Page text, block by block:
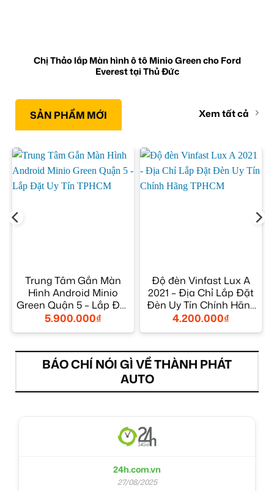
Chị Thảo lắp Màn hình ô tô Minio Green cho Ford
Everest tại Thủ Đức
SẢN PHẨM MỚI Xem tất cả
Trung Tâm Gắn Màn
Hình Android Minio
Green Quận 5 – Lắp Đặt
Uy Tín TPHCM
5.900.000₫
Độ đèn Vinfast Lux A
2021 – Địa Chỉ Lắp Đặt
Đèn Uy Tín Chính Hãng
TPHCM
4.200.000₫
BÁO CHÍ NÓI GÌ VỀ THÀNH PHÁT
AUTO
24h.com.vn
27/08/2025